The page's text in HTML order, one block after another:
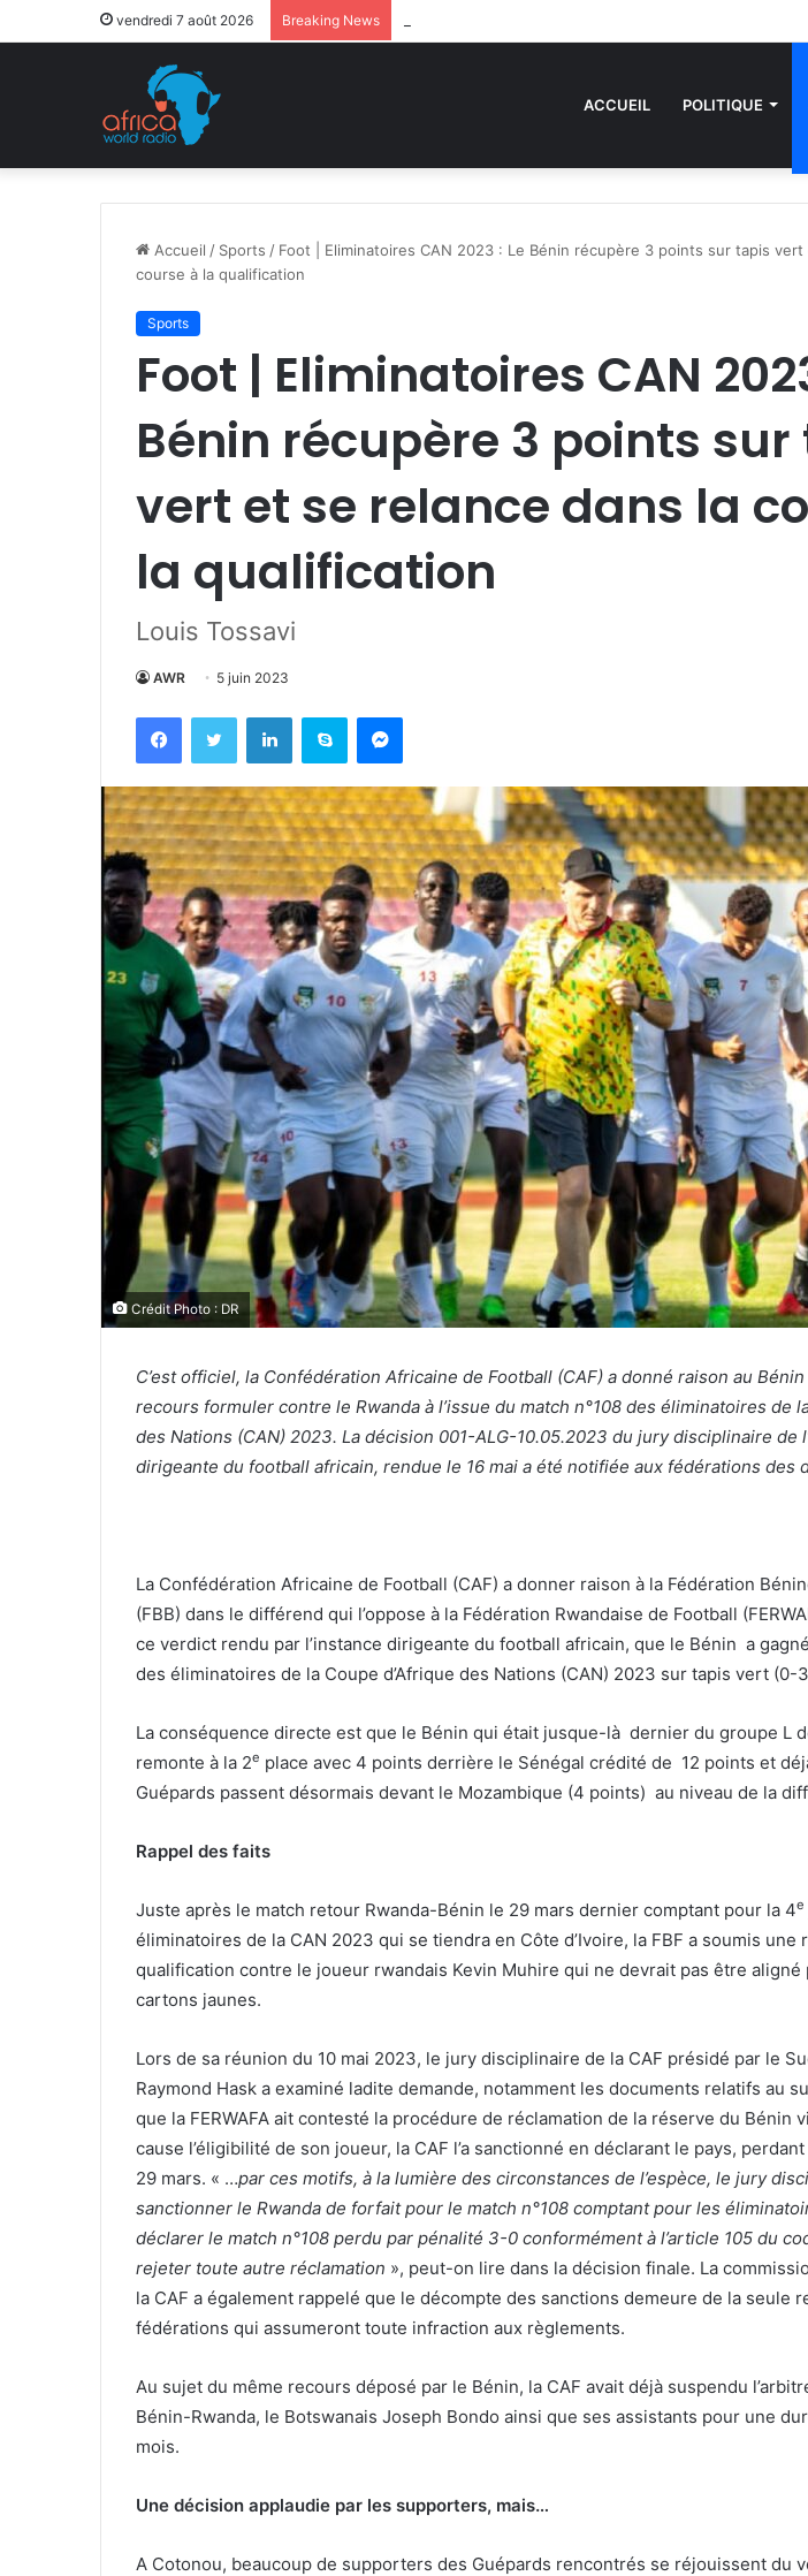
vendredi 7 août 2026 Breaking News
ACCUEIL POLITIQUE
Accueil / Sports / Foot | Eliminatoires CAN 2023 : Le Bénin récupère 3 points sur tapis
course à la qualification
Sports
Foot | Eliminatoires CAN
Bénin récupère 3 points
vert et se relance dans la
la qualification
Louis Tossavi
AWR 5 juin 2023
Crédit Photo : DR
C’est officiel, la Confédération Africaine de Football (CAF) a donné raison au
recours formuler contre le Rwanda à l’issue du match n°108 des éliminatoires de
des Nations (CAN) 2023. La décision 001-ALG-10.05.2023 du jury disciplinaire de
dirigeante du football africain, rendue le 16 mai a été notifiée aux fédérations des
La Confédération Africaine de Football (CAF) a donner raison à la Fédération
(FBB) dans le différend qui l’oppose à la Fédération Rwandaise de Football
ce verdict rendu par l’instance dirigeante du football africain, que le Bénin a
des éliminatoires de la Coupe d’Afrique des Nations (CAN) 2023 sur tapis vert (0-
La conséquence directe est que le Bénin qui était jusque-là dernier du groupe L
remonte à la 2e place avec 4 points derrière le Sénégal crédité de 12 points et
Guépards passent désormais devant le Mozambique (4 points) au niveau de la
Rappel des faits
Juste après le match retour Rwanda-Bénin le 29 mars dernier comptant pour la 4e
éliminatoires de la CAN 2023 qui se tiendra en Côte d’Ivoire, la FBF a soumis une
qualification contre le joueur rwandais Kevin Muhire qui ne devrait pas être aligné
cartons jaunes.
Lors de sa réunion du 10 mai 2023, le jury disciplinaire de la CAF présidé par le
Raymond Hask a examiné ladite demande, notamment les documents relatifs au
que la FERWAFA ait contesté la procédure de réclamation de la réserve du Bénin
cause l’éligibilité de son joueur, la CAF l’a sanctionné en déclarant le pays,
29 mars. « …par ces motifs, à la lumière des circonstances de l’espèce, le jury
sanctionner le Rwanda de forfait pour le match n°108 comptant pour les
déclarer le match n°108 perdu par pénalité 3-0 conformément à l’article 105 du
rejeter toute autre réclamation », peut-on lire dans la décision finale. La
la CAF a également rappelé que le décompte des sanctions demeure de la seule
fédérations qui assumeront toute infraction aux règlements.
Au sujet du même recours déposé par le Bénin, la CAF avait déjà suspendu
Bénin-Rwanda, le Botswanais Joseph Bondo ainsi que ses assistants pour une
mois.
Une décision applaudie par les supporters, mais…
A Cotonou, beaucoup de supporters des Guépards rencontrés se réjouissent du